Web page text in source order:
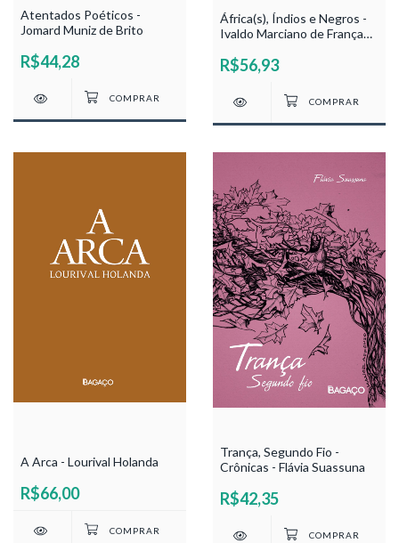
Atentados Poéticos -
Jomard Muniz de Brito
R$44,28
África(s), Índios e Negros -
Ivaldo Marciano de França
Damasceno, Joceneide
Cunha dos Santos, Moises
de Oliveira Sampaio e
Raphael Rodrigues Vieira
Filho
R$56,93
A Arca - Lourival Holanda
R$66,00
Trança, Segundo Fio -
Crônicas - Flávia Suassuna
R$42,35